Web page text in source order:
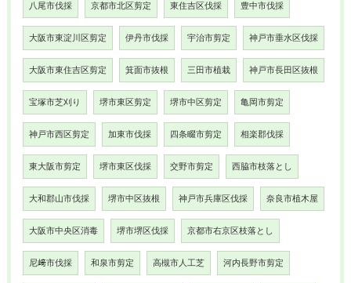
八尾市伐採 京都市北区剪定 東住吉区伐採 豊中市伐採
大阪市東淀川区剪定 伊丹市伐採 宇治市剪定 神戸市垂水区伐採
大阪市東住吉区剪定 箕面市抜根 三田市植栽 神戸市長田区抜根
宝塚市芝刈り 堺市東区剪定 堺市中区剪定 亀岡市剪定
神戸市西区剪定 加東市伐採 四条畷市剪定 相楽郡伐採
東大阪市剪定 堺市東区伐採 交野市剪定 西脇市枝落とし
大和郡山市伐採 堺市中区抜根 神戸市兵庫区伐採 奈良市植木屋
大阪市中央区消毒 堺市堺区伐採 京都市右京区枝落とし
尼﨑市伐採 和泉市剪定 高槻市人工芝 河内長野市剪定